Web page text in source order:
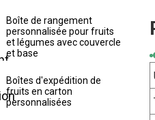
Boîte de rangement
personnalisée pour fruits
et légumes avec couvercle
et base
Boîtes d'expédition de
fruits en carton
personnalisées